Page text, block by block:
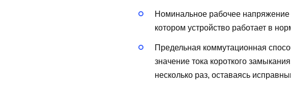
Номинальное рабочее напряжение
котором устройство работает в
Предельная коммутационная
значение тока короткого
несколько раз, оставаясь